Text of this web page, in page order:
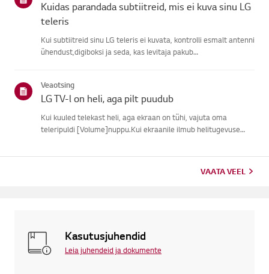
Kuidas parandada subtiitreid, mis ei kuva sinu LG
teleris
Kui subtiitreid sinu LG teleris ei kuvata, kontrolli esmalt antenni
ühendust,digiboksi ja seda, kas levitaja pakub
kasutad ...
Veaotsing
LG TV-l on heli, aga pilt puudub
Kui kuuled telekast heli, aga ekraan on tühi, vajuta oma
teleripuldi [Volume]nuppu.Kui ekraanile ilmub helitugevuse
VAATA VEEL
Kasutusjuhendid
Leia juhendeid ja dokumente